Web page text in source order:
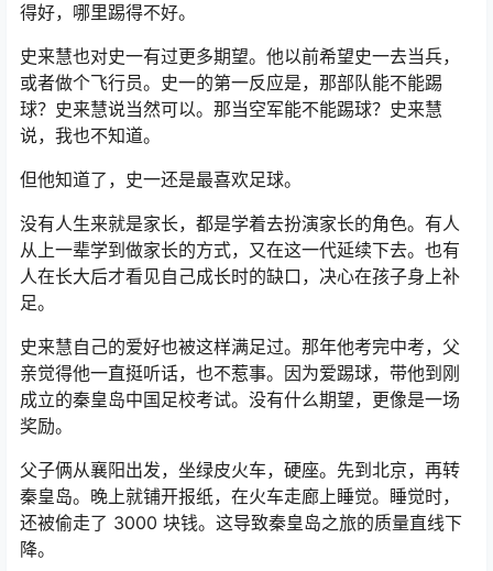
得好，哪里踢得不好。
史来慧也对史一有过更多期望。他以前希望史一去当兵，
或者做个飞行员。史一的第一反应是，那部队能不能踢
球？史来慧说当然可以。那当空军能不能踢球？史来慧
说，我也不知道。
但他知道了，史一还是最喜欢足球。
没有人生来就是家长，都是学着去扮演家长的角色。有人
从上一辈学到做家长的方式，又在这一代延续下去。也有
人在长大后才看见自己成长时的缺口，决心在孩子身上补
足。
史来慧自己的爱好也被这样满足过。那年他考完中考，父
亲觉得他一直挺听话，也不惹事。因为爱踢球，带他到刚
成立的秦皇岛中国足校考试。没有什么期望，更像是一场
奖励。
父子俩从襄阳出发，坐绿皮火车，硬座。先到北京，再转
秦皇岛。晚上就铺开报纸，在火车走廊上睡觉。睡觉时，
还被偷走了 3000 块钱。这导致秦皇岛之旅的质量直线下
降。